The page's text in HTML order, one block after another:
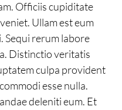
Officiis cupiditate
Ullam est eum
Sequi rerum labore
Distinctio veritatis
culpa provident
esse nulla.
deleniti eum. Et